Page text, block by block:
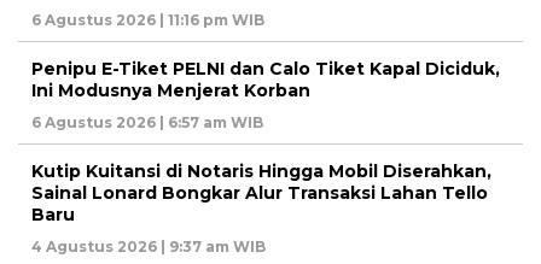
6 Agustus 2026 | 11:16 pm WIB
Penipu E-Tiket PELNI dan Calo Tiket Kapal Diciduk,
Ini Modusnya Menjerat Korban
6 Agustus 2026 | 6:57 am WIB
Kutip Kuitansi di Notaris Hingga Mobil Diserahkan,
Sainal Lonard Bongkar Alur Transaksi Lahan Tello
Baru
4 Agustus 2026 | 9:37 am WIB